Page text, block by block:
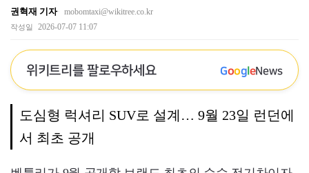
권혁재 기자 mobomtaxi@wikitree.co.kr
작성일 2026-07-07 11:07
위키트리를 팔로우하세요 GoogleNews
도심형 럭셔리 SUV로 설계… 9월 23일 런던에
서 최초 공개